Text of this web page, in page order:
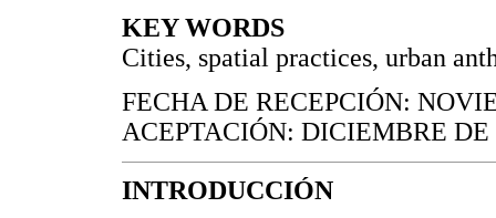
KEY WORDS
Cities, spatial practices, urban
FECHA DE RECEPCIÓN:
ACEPTACIÓN: DICIEMBRE DE
INTRODUCCIÓN